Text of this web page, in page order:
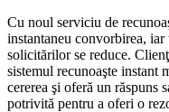
Cu noul serviciu de
instantaneu convorbirea,
solicitărilor se reduce.
sistemul recunoaşte instant
cererea şi oferă un răspuns
potrivită pentru a oferi o